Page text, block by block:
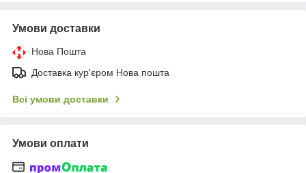
Умови доставки
Нова Пошта
Доставка кур'єром Нова пошта
Всі умови доставки
Умови оплати